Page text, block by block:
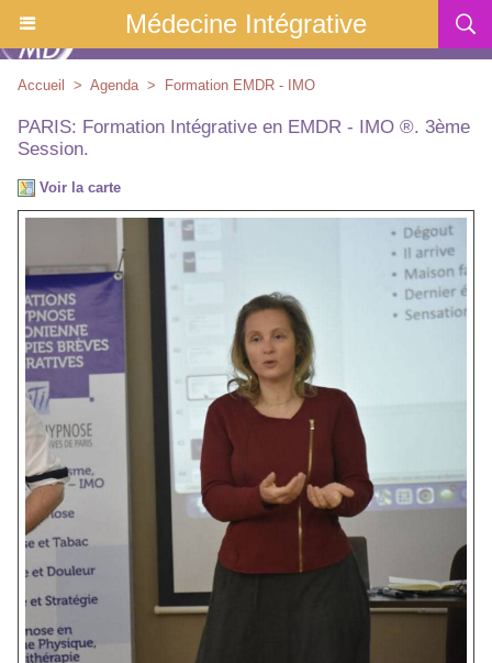
Médecine Intégrative
Accueil > Agenda > Formation EMDR - IMO
PARIS: Formation Intégrative en EMDR - IMO ®. 3ème
Session.
Voir la carte